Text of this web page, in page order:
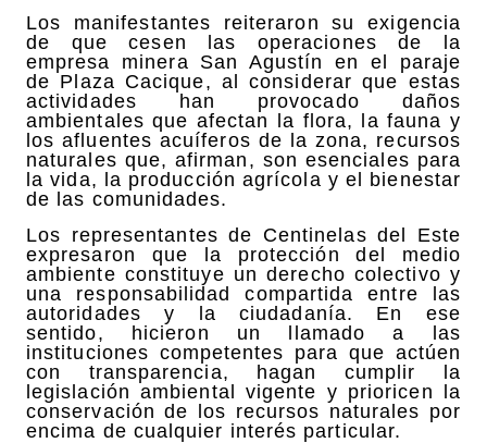
Los manifestantes reiteraron su exigencia
de que cesen las operaciones de la
empresa minera San Agustín en el paraje
de Plaza Cacique, al considerar que estas
actividades han provocado daños
ambientales que afectan la flora, la fauna y
los afluentes acuíferos de la zona, recursos
naturales que, afirman, son esenciales para
la vida, la producción agrícola y el bienestar
de las comunidades.
Los representantes de Centinelas del Este
expresaron que la protección del medio
ambiente constituye un derecho colectivo y
una responsabilidad compartida entre las
autoridades y la ciudadanía. En ese
sentido, hicieron un llamado a las
instituciones competentes para que actúen
con transparencia, hagan cumplir la
legislación ambiental vigente y prioricen la
conservación de los recursos naturales por
encima de cualquier interés particular.